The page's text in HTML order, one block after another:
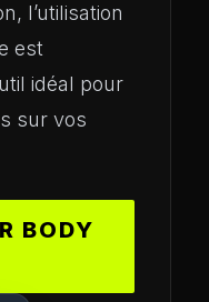
l’utilisation
est
idéal pour
sur vos
BODY